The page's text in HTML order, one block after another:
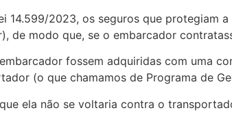
14.599/2023, os seguros que
modo que, se o embarcador
fossem adquiridas com uma
(o que chamamos de Programa de
ela não se voltaria contra o